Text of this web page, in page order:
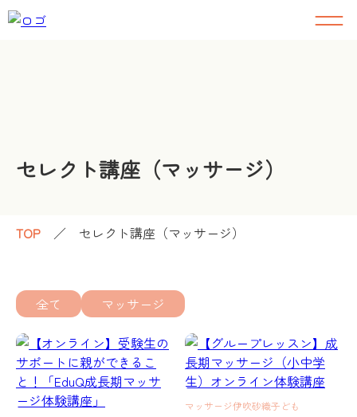
セレクト講座（マッサージ）
TOP ／ セレクト講座（マッサージ）
全て マッサージ
マッサージ伊吹砂織子ども